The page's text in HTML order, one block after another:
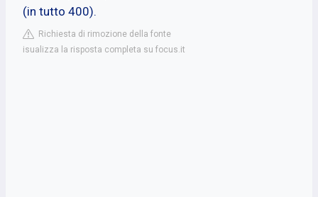
(in tutto 400).
Richiesta di rimozione della fonte
isualizza la risposta completa su focus.it